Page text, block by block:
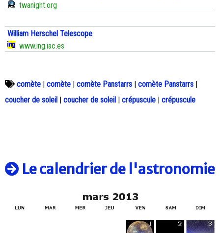
twanight.org
William Herschel Telescope
www.ing.iac.es
comète comète comète Panstarrs comète Panstarrs
coucher de soleil
coucher de soleil crépuscule crépuscule
Le calendrier de l'astronomie